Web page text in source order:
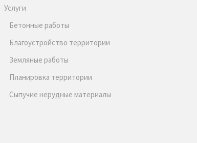
Услуги
Бетонные работы
Благоустройство территории
Земляные работы
Планировка территории
Сыпучие нерудные материалы